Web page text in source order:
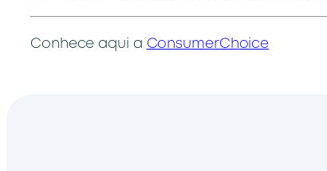
Conhece aqui a ConsumerChoice